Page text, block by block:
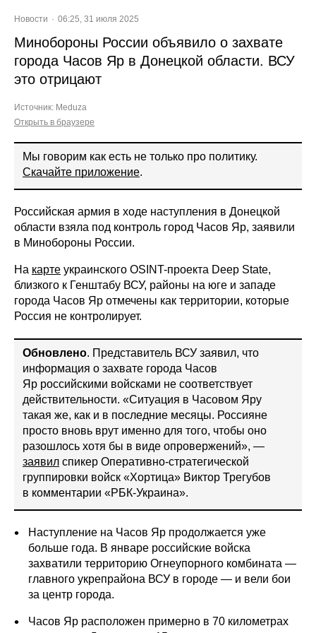
Новости 06:25, 31 июля 2025
Минобороны России объявило о захвате
города Часов Яр в Донецкой области. ВСУ
это отрицают
Источник: Meduza
Открыть в браузере
Мы говорим как есть не только про политику.
Скачайте приложение.
Российская армия в ходе наступления в Донецкой
области взяла под контроль город Часов Яр, заявили
в Минобороны России.
На карте украинского OSINT-проекта Deep State,
близкого к Генштабу ВСУ, районы на юге и западе
города Часов Яр отмечены как территории, которые
Россия не контролирует.
Обновлено. Представитель ВСУ заявил, что
информация о захвате города Часов
Яр российскими войсками не соответствует
действительности. «Ситуация в Часовом Яру
такая же, как и в последние месяцы. Россияне
просто вновь врут именно для того, чтобы оно
разошлось хотя бы в виде опровержений», —
заявил спикер Оперативно-стратегической
группировки войск «Хортица» Виктор Трегубов
в комментарии «РБК-Украина».
Наступление на Часов Яр продолжается уже
больше года. В январе российские войска
захватили территорию Огнеупорного комбината —
главного укрепрайона ВСУ в городе — и вели бои
за центр города.
Часов Яр расположен примерно в 70 километрах